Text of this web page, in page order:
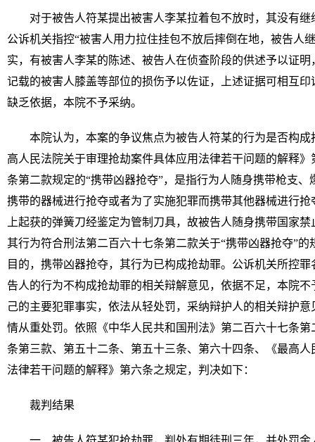
对于被告人符某提出被害人李某拉着包不放时，其没有
公诉机关指控“被害人用力拉住挂包不放后摔倒在地，被告人
实，有被害人李某的陈述、被告人在侦查阶段的供述予以证
记载的被害人膝盖等部位的损伤予以佐证，上述证据可相互
缺乏依据，本院不予采纳。
本院认为，本案的争议焦点为被告人符某的行为是否构
高人民法院关于审理抢劫案件具体应用法律若干问题的解释
条第二款规定的“携带凶器抢夺”，是指行为人随身携带枪支
携带的器械进行抢夺或者为了实施犯罪而携带其他器械进行
上起获的弹簧刀经鉴定为管制刀具，故被告人随身携带国家
其行为符合刑法第二百六十七条第二款关于“携带凶器抢夺”
目的，携带凶器抢夺，其行为已构成抢劫罪。公诉机关所控
告人的行为不构成抢劫罪的相关辩解意见，依据不足，本院
己的主要犯罪事实，依法从轻处罚，采纳辩护人的相关辩护
情从重处罚。依照《中华人民共和国刑法》第二百六十七条
条第三款、第五十二条、第五十三条、第六十四条、《最高
法律若干问题的解释》第六条之规定，判决如下：
裁判结果